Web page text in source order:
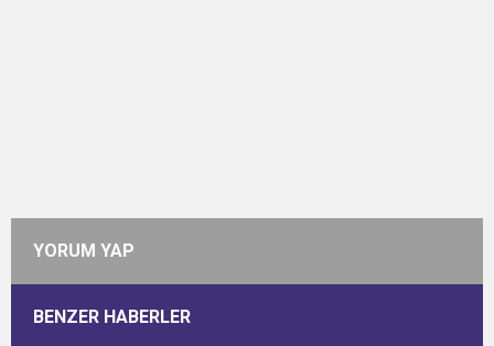
YORUM YAP
BENZER HABERLER